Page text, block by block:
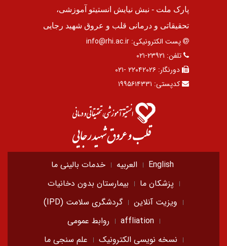
پارک ملت - نبش نیایش انستیتو آموزشی،
تحقیقاتی و درمانی قلب و عروق شهید رجایی
پست الکترونیکی: info@rhi.ac.ir
تلفن: ۲۳۹۲۱-۰۲۱
دورنگار: ۲۲۰۴۲۰۲۶ -۰۲۱
کدپستی: ۱۹۹۵۶۱۴۳۳۱
English العربیه
خدمات بالینی ما
پزشکان ما
بیمارستان بدون دخانیات
ویزیت آنلاین
گردشگری سلامت (IPD)
affliation
روابط عمومی
نسخه نویسی الکترونیک
علم سنجی ما